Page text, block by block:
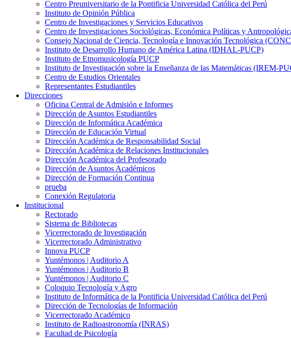
Centro Preuniversitario de la Pontificia Universidad Católica del Perú
Instituto de Opinión Pública
Centro de Investigaciones y Servicios Educativos
Centro de Investigaciones Sociológicas, Económica Políticas y
Consejo Nacional de Ciencia, Tecnología e Innovación Tecnológica
Instituto de Desarrollo Humano de América Latina (IDHAL-PUCP)
Instituto de Etnomusicología PUCP
Instituto de Investigación sobre la Enseñanza de las Matemáticas (IREM-
Centro de Estudios Orientales
Representantes Estudiantiles
Direcciones
Oficina Central de Admisión e Informes
Dirección de Asuntos Estudiantiles
Dirección de Informática Académica
Dirección de Educación Virtual
Dirección Académica de Responsabilidad Social
Dirección Académica de Relaciones Institucionales
Dirección Académica del Profesorado
Dirección de Asuntos Académicos
Dirección de Formación Continua
prueba
Conexión Regulatoria
Institucional
Rectorado
Sistema de Bibliotecas
Vicerrectorado de Investigación
Vicerrectorado Administrativo
Innova PUCP
Yuntémonos | Auditorio A
Yuntémonos | Auditorio B
Yuntémonos | Auditorio C
Coloquio Tecnología y Agro
Instituto de Informática de la Pontificia Universidad Católica del Perú
Dirección de Tecnologías de Información
Vicerrectorado Académico
Instituto de Radioastronomía (INRAS)
Facultad de Psicología